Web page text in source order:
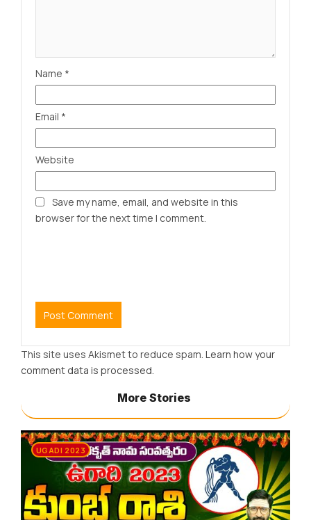
Name *
Email *
Website
Save my name, email, and website in this
browser for the next time I comment.
This site uses Akismet to reduce spam. Learn how your
comment data is processed.
More Stories
UGADI 2023